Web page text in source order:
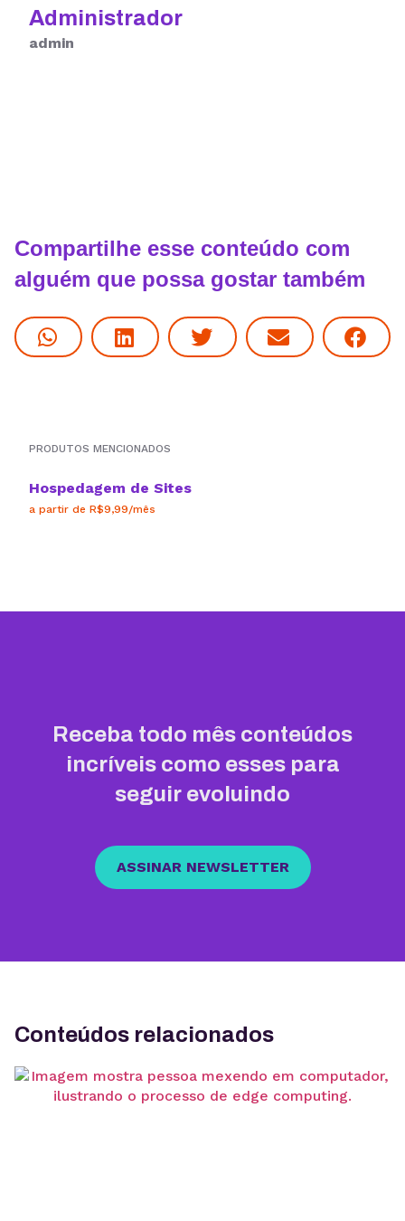
Administrador
admin
Compartilhe esse conteúdo com
alguém que possa gostar também
PRODUTOS MENCIONADOS
Hospedagem de Sites
a partir de R$9,99/mês
Receba todo mês conteúdos
incríveis como esses para
seguir evoluindo
ASSINAR NEWSLETTER
Conteúdos relacionados